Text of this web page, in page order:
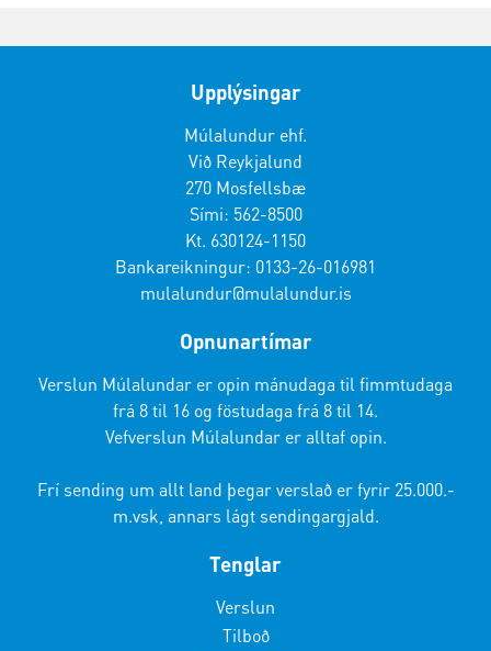
Upplýsingar
Múlalundur ehf.
Við Reykjalund
270 Mosfellsbæ
Sími: 562-8500
Kt. 630124-1150
Bankareikningur: 0133-26-016981
mulalundur@mulalundur.is
Opnunartímar
Verslun Múlalundar er opin mánudaga til fimmtudaga
frá 8 til 16 og föstudaga frá 8 til 14.
Vefverslun Múlalundar er alltaf opin.
Frí sending um allt land þegar verslað er fyrir 25.000.-
m.vsk, annars lágt sendingargjald.
Tenglar
Verslun
Tilboð